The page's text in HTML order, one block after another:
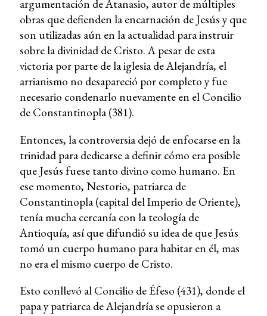
argumentación de Atanasio, autor de múltiples
obras que defienden la encarnación de Jesús y que
son utilizadas aún en la actualidad para instruir
sobre la divinidad de Cristo. A pesar de esta
victoria por parte de la iglesia de Alejandría, el
arrianismo no desapareció por completo y fue
necesario condenarlo nuevamente en el Concilio
de Constantinopla (381).
Entonces, la controversia dejó de enfocarse en la
trinidad para dedicarse a definir cómo era posible
que Jesús fuese tanto divino como humano. En
ese momento, Nestorio, patriarca de
Constantinopla (capital del Imperio de Oriente),
tenía mucha cercanía con la teología de
Antioquía, así que difundió su idea de que Jesús
tomó un cuerpo humano para habitar en él, mas
no era el mismo cuerpo de Cristo.
Esto conllevó al Concilio de Éfeso (431), donde el
papa y patriarca de Alejandría se opusieron a